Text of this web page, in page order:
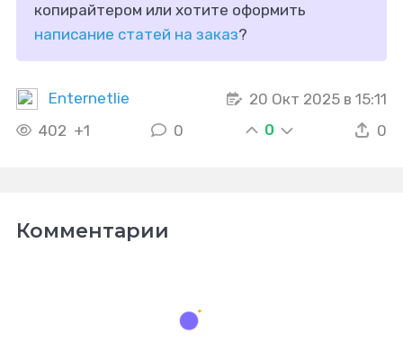
копирайтером или хотите оформить
написание статей на заказ?
Enternetlie
20 Окт 2025 в 15:11
402 +1 0 0 0
Комментарии